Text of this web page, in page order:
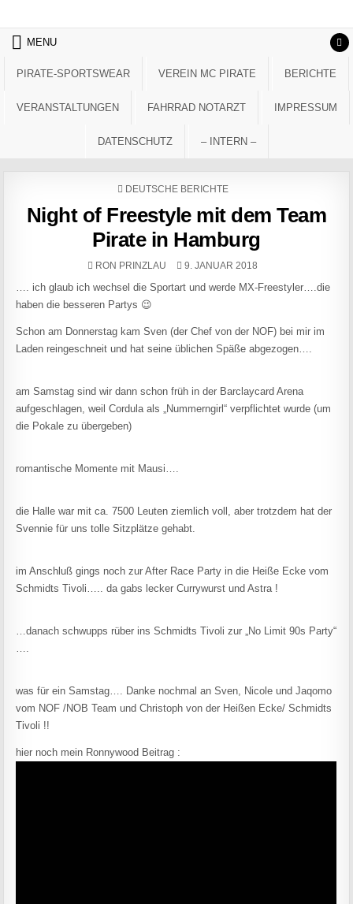
MENU
PIRATE-SPORTSWEAR VEREIN MC PIRATE BERICHTE
VERANSTALTUNGEN FAHRRAD NOTARZT IMPRESSUM
DATENSCHUTZ – INTERN –
POSTED IN
DEUTSCHE BERICHTE
Night of Freestyle mit dem Team
Pirate in Hamburg
AUTHOR:
RON PRINZLAU PUBLISHED DATE:
9. JANUAR 2018
…. ich glaub ich wechsel die Sportart und werde MX-Freestyler….die
haben die besseren Partys 😉
Schon am Donnerstag kam Sven (der Chef von der NOF) bei mir im
Laden reingeschneit und hat seine üblichen Späße abgezogen….
am Samstag sind wir dann schon früh in der Barclaycard Arena
aufgeschlagen, weil Cordula als „Nummerngirl“ verpflichtet wurde (um
die Pokale zu übergeben)
romantische Momente mit Mausi….
die Halle war mit ca. 7500 Leuten ziemlich voll, aber trotzdem hat der
Svennie für uns tolle Sitzplätze gehabt.
im Anschluß gings noch zur After Race Party in die Heiße Ecke vom
Schmidts Tivoli….. da gabs lecker Currywurst und Astra !
…danach schwupps rüber ins Schmidts Tivoli zur „No Limit 90s Party“
….
was für ein Samstag…. Danke nochmal an Sven, Nicole und Jaqomo
vom NOF /NOB Team und Christoph von der Heißen Ecke/ Schmidts
Tivoli !!
hier noch mein Ronnywood Beitrag :